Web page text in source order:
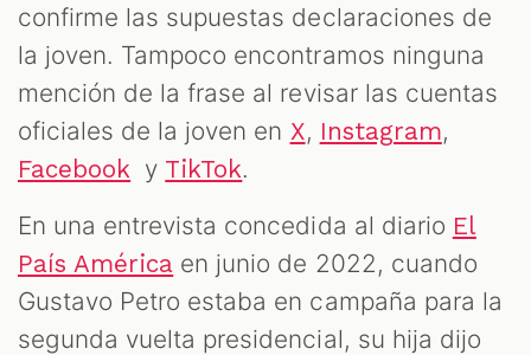
confirme las supuestas declaraciones de
la joven. Tampoco encontramos ninguna
mención de la frase al revisar las cuentas
oficiales de la joven en X, Instagram,
Facebook y TikTok.
En una entrevista concedida al diario El
País América en junio de 2022, cuando
Gustavo Petro estaba en campaña para la
segunda vuelta presidencial, su hija dijo